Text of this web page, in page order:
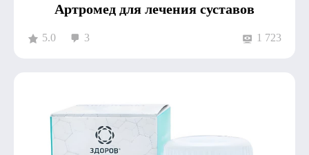
Артромед для лечения суставов
5.0 3 1 723